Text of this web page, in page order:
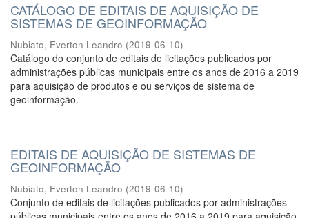
CATÁLOGO DE EDITAIS DE AQUISIÇÃO DE
SISTEMAS DE GEOINFORMAÇÃO
Nubiato, Everton Leandro (2019-06-10)
Catálogo do conjunto de editais de licitações publicados por
administrações públicas municipais entre os anos de 2016 a 2019
para aquisição de produtos e ou serviços de sistema de
geoinformação.
EDITAIS DE AQUISIÇÃO DE SISTEMAS DE
GEOINFORMAÇÃO
Nubiato, Everton Leandro (2019-06-10)
Conjunto de editais de licitações publicados por administrações